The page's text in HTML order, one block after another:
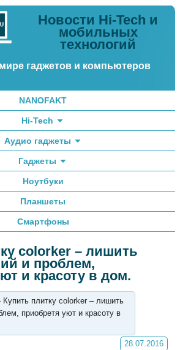
Новости Hi-Tech и
мобильных
технологий
гаджетов и компьютеров
NANOFAKT
Hi-Tech
Аудио гаджеты
Гаджеты
Ноутбуки
Планшеты
Смартфоны
colorker – лишить
и проблем,
и красоту в дом.
Купить плитку colorker – лишить
приобретя уют и красоту в
28.07.2016